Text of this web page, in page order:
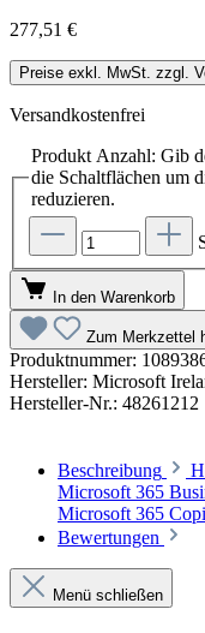
277,51 €
Preise exkl. MwSt. zzgl.
Versandkostenfrei
Produkt Anzahl: Gib
die Schaltflächen um
reduzieren.
In den Warenkorb
Zum Merkzettel
Produktnummer:
Hersteller: Microsoft
Hersteller-Nr.: 48261212
Beschreibung
Microsoft 365
Microsoft 365
Bewertungen
Menü schließen